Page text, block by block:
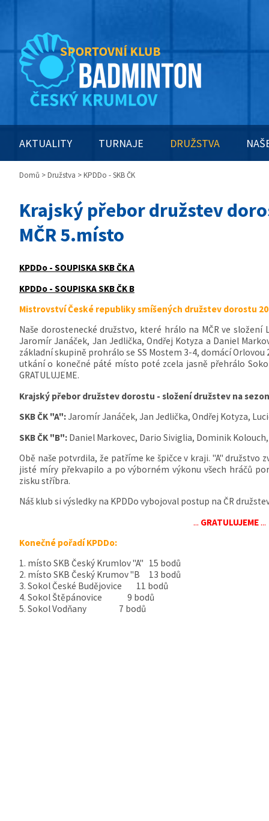
AKTUALITY TURNAJE DRUŽSTVA
Domů > Družstva > KPDDo - SKB ČK
Krajský přebor družstev
MČR 5.místo
KPDDo - SOUPISKA SKB ČK A
KPDDo - SOUPISKA SKB ČK B
Mistrovství České republiky smíšených družstev dorostu
Naše dorostenecké družstvo, které hrálo na MČR ve složení
Jaromír Janáček, Jan Jedlička, Ondřej Kotyza a Daniel
základní skupině prohrálo se SS Mostem 3-4, domácí Orlovou
utkání o konečné páté místo poté zcela jasně přehrálo
GRATULUJEME.
Krajský přebor družstev dorostu - složení družstev na
SKB ČK "A":Jaromír Janáček, Jan Jedlička, Ondřej Kotyza,
SKB ČK "B": Daniel Markovec, Dario Siviglia, Dominik
Obě naše potvrdila, že patříme ke špičce v kraji. "A" družstvo
jisté míry překvapilo a po výborném výkonu všech hráčů
zisku stříbra.
Náš klub si výsledky na KPDDo vybojoval postup na ČR
... GRATULUJEME...
Konečné pořadí KPDDo:
1. místo SKB Český Krumlov "A" 15 bodů
2. místo SKB Český Krumov "B 13 bodů
3. Sokol České Budějovice 11 bodů
4. Sokol Štěpánovice 9 bodů
5. Sokol Vodňany 7 bodů